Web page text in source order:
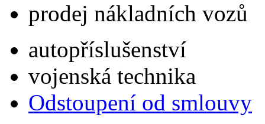
prodej nákladních vozů
autopříslušenství
vojenská technika
Odstoupení od smlouvy